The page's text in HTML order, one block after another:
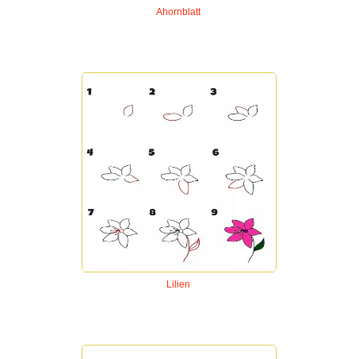
Ahornblatt
Lilien